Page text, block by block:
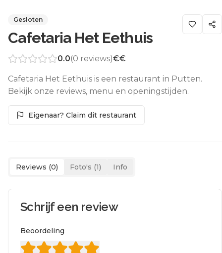
Gesloten
Cafetaria Het Eethuis
0.0(0 reviews)€€
Cafetaria Het Eethuis is een restaurant in Putten.
Bekijk onze reviews, menu en openingstijden.
Eigenaar? Claim dit restaurant
Reviews (0) Foto's (1) Info
Schrijf een review
Beoordeling